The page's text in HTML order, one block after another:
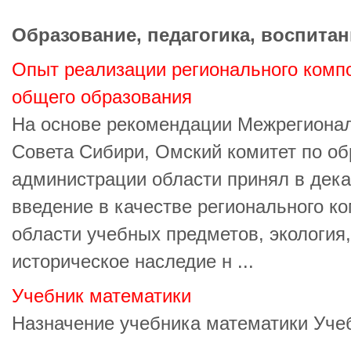
Образование, педагогика,
Опыт реализации регионального
общего образования
На основе рекомендации
Совета Сибири, Омский комитет по
администрации области принял в
введение в качестве регионального
области учебных предметов,
историческое наследие н ...
Учебник математики
Назначение учебника математики